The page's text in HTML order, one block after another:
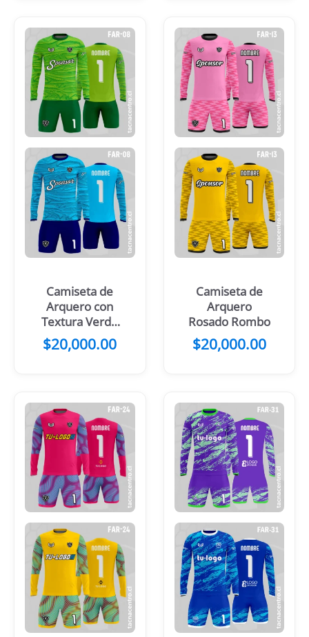
Camiseta de
Arquero con
Textura Verde
oscura
$20,000.00
Camiseta de
Arquero
Rosado Rombo
$20,000.00